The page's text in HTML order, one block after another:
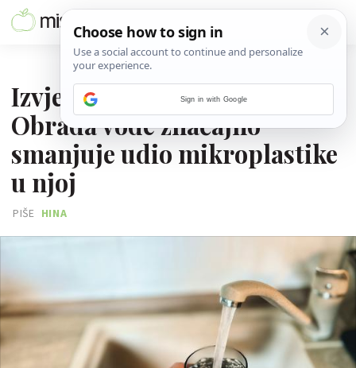
Izvješće hrvatskog instituta:
Obrada vode značajno
smanjuje udio mikroplastike
u njoj
PIŠE HINA
Sign in with Google